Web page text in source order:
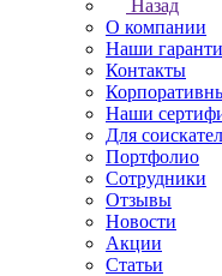
Назад
О компании
Наши
Контакты
Наши
Для
Портфолио
Сотрудники
Отзывы
Новости
Акции
Статьи